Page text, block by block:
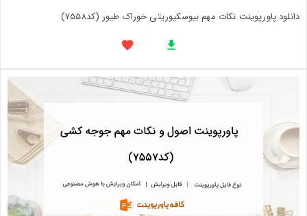
دانلود پاورپوینت نکات مهم بیوسکیوریتی خوراک طیور (کد7558)